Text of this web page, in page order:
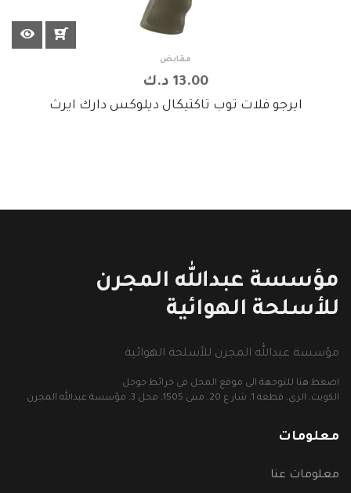
مقابض
13.00 د.ك
ايرجو فلات توب تاكتيكال ديلوكس دارك ايرث
مؤسسة عبدالله المجرن
للأسلحة الهوائية
مؤسسة عبدالله المجرن للأسلحة الهوائية
اضغط هنا للتوجهة الى موقع المحل في خرائط جوجل
الكويت, الري, قطعة 1, شار ع 20, مبنى 1505, محل 3, مؤسسة عبدالله المجرن
معلومات
معلومات عنا